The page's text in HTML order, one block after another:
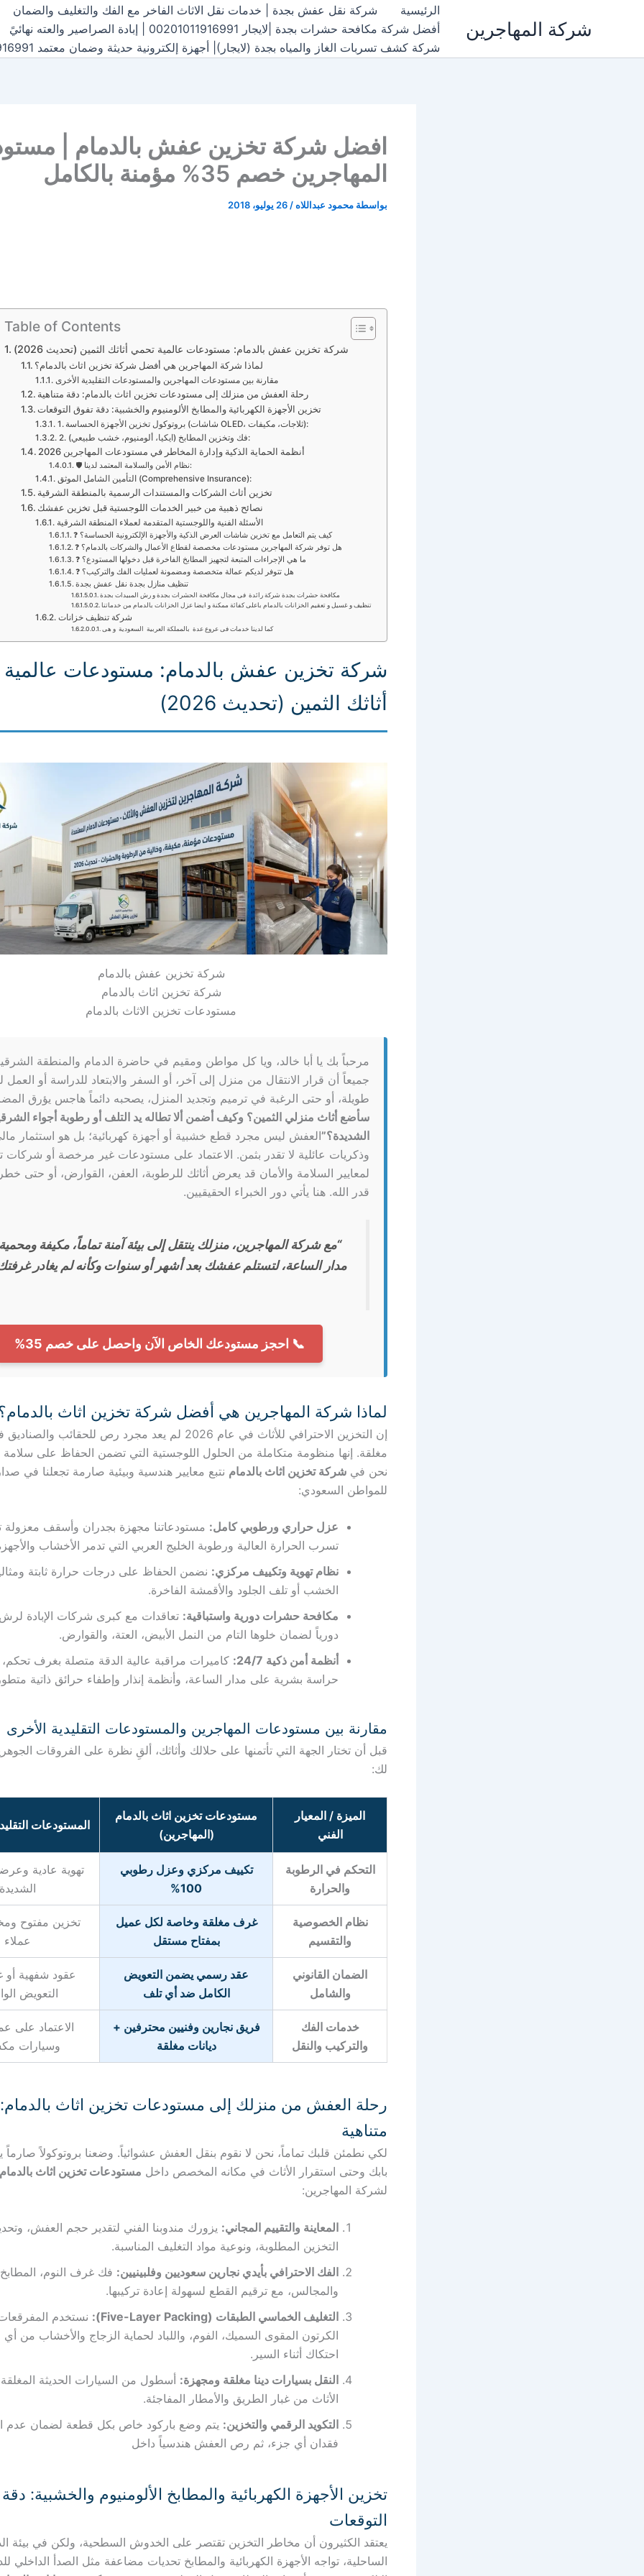
شركة المهاجرين
الرئيسية
شركة نقل عفش بجدة | خدمات نقل الاثاث الفاخر مع الفك والتغليف والضمان
أفضل شركة مكافحة حشرات بجدة |لايجار 00201011916991 | إبادة الصراصير والعته نهائيً
شركة كشف تسربات الغاز والمياه بجدة (لايجار)| أجهزة إلكترونية حديثة وضمان معتمد 00201011916991
افضل شركة تخزين عفش بالدمام |
المهاجرين خصم 35% مؤمنة بالكامل
بواسطة محمود عبداللاه/ 26 يوليو، 2018
Table of Contents
شركة تخزين عفش بالدمام: مستودعات عالمية تحمي أثاثك الثمين (تحديث 2026)
لماذا شركة المهاجرين هي أفضل شركة تخزين اثاث بالدمام؟
مقارنة بين مستودعات المهاجرين والمستودعات التقليدية الأخرى
رحلة العفش من منزلك إلى مستودعات تخزين اثاث بالدمام: دقة متناهية
تخزين الأجهزة الكهربائية والمطابخ الألومنيوم والخشبية: دقة تفوق التوقعات
1. بروتوكول تخزين الأجهزة الحساسة (شاشات OLED، ثلاجات، مكيفات):
2. فك وتخزين المطابخ (ايكيا، ألومنيوم، خشب طبيعي):
أنظمة الحماية الذكية وإدارة المخاطر في مستودعات المهاجرين 2026
🛡️ نظام الأمن والسلامة المعتمد لدينا:
التأمين الشامل الموثق (Comprehensive Insurance):
تخزين أثاث الشركات والمستندات الرسمية بالمنطقة الشرقية
نصائح ذهبية من خبير الخدمات اللوجستية قبل تخزين عفشك
الأسئلة الفنية واللوجستية المتقدمة لعملاء المنطقة الشرقية
❓ كيف يتم التعامل مع تخزين شاشات العرض الذكية والأجهزة الإلكترونية الحساسة؟
❓ هل توفر شركة المهاجرين مستودعات مخصصة لقطاع الأعمال والشركات بالدمام؟
❓ ما هي الإجراءات المتبعة لتجهيز المطابخ الفاخرة قبل دخولها المستودع؟
❓ هل تتوفر لديكم عمالة متخصصة ومضمونة لعمليات الفك والتركيب؟
تنظيف منازل بجدة نقل عفش بجدة
تنظيف و غسيل و تعقيم الخزانات بالدمام باعلى كفائة ممكنة و ايضا عزل الخزانات بالدمام من خدماتنا
شركة تنظيف خزانات
كما لدينا خدمات فى عروع عدة بالمملكة العربية السعودية و هى
شركة تخزين عفش بالدمام: مستودعات
أثاثك الثمين (تحديث 2026)
شركة تخزين عفش بالدمام
شركة تخزين اثاث بالدمام
مستودعات تخزين الاثاث بالدمام
مرحباً بك يا أبا خالد، ويا كل مواطن ومقيم في حاضرة الدمام والمنطقة
جميعاً أن قرار الانتقال من منزل إلى آخر، أو السفر والابتعاد للدراسة أو العمل
طويلة، أو حتى الرغبة في ترميم وتجديد المنزل، يصحبه دائماً هاجس يؤرق
سأضع أثاث منزلي الثمين؟ وكيف أضمن ألا تطاله يد التلف أو رطوبة أجواء
الشديدة؟”العفش ليس مجرد قطع خشبية أو أجهزة كهربائية؛ بل هو استثمار
وذكريات عائلية لا تقدر بثمن. الاعتماد على مستودعات غير مرخصة أو شركات
لمعايير السلامة والأمان قد يعرض أثاثك للرطوبة، العفن، القوارض، أو حتى
قدر الله. هنا يأتي دور الخبراء الحقيقيين.
“مع شركة المهاجرين، منزلك ينتقل إلى بيئة آمنة تماماً، مكيفة
مدار الساعة، لتستلم عفشك بعد أشهر أو سنوات وكأنه لم يغادر
📞 احجز مستودعك الخاص الآن واحصل على خصم 35%
لماذا شركة المهاجرين هي أفضل شركة تخزين اثاث
إن التخزين الاحترافي للأثاث في عام 2026 لم يعد مجرد رص للحقائب
مغلقة. إنها منظومة متكاملة من الحلول اللوجستية التي تضمن الحفاظ على
نحن في شركة تخزين اثاث بالدمام نتبع معايير هندسية وبيئية صارمة تجعلنا في
للمواطن السعودي:
عزل حراري ورطوبي كامل: مستودعاتنا مجهزة بجدران وأسقف معزولة
تسرب الحرارة العالية ورطوبة الخليج العربي التي تدمر الأخشاب
نظام تهوية وتكييف مركزي: نضمن الحفاظ على درجات حرارة ثابتة
الخشب أو تلف الجلود والأقمشة الفاخرة.
مكافحة حشرات دورية واستباقية: تعاقدات مع كبرى شركات الإبادة
دورياً لضمان خلوها التام من النمل الأبيض، العتة، والقوارض.
أنظمة أمن ذكية 24/7:
كاميرات مراقبة عالية الدقة متصلة بغرف تحكم،
حراسة بشرية على مدار الساعة، وأنظمة إنذار وإطفاء حرائق ذاتية
مقارنة بين مستودعات المهاجرين والمستودعات التقليدية الأخرى
قبل أن تختار الجهة التي تأتمنها على حلالك وأثاثك، ألقِ نظرة على الفروقات
لك:
الميزة / المعيار
الفني
مستودعات تخزين اثاث بالدمام
(المهاجرين)
المستودعات
التحكم في الرطوبة
والحرارة
تكييف مركزي وعزل رطوبي
100%
تهوية عادية
نظام الخصوصية
والتقسيم
غرف مغلقة وخاصة لكل عميل
بمفتاح مستقل
تخزين مفتوح
عملاء
الضمان القانوني
والشامل
عقد رسمي يضمن التعويض
الكامل ضد أي تلف
عقود شفهية أو
التعويض
خدمات الفك
والتركيب والنقل
فريق نجارين وفنيين محترفين +
ديانات مغلقة
الاعتماد على
وسيارات
رحلة العفش من منزلك إلى مستودعات تخزين اثاث
متناهية
لكي نطمئن قلبك تماماً، نحن لا نقوم بنقل العفش عشوائياً. وضعنا بروتوكولاً صارماً
بابك وحتى استقرار الأثاث في مكانه المخصص داخل مستودعات تخزين اثاث بالدمام
لشركة المهاجرين:
المعاينة والتقييم المجاني: يزورك مندوبنا الفني لتقدير حجم العفش،
التخزين المطلوبة، ونوعية مواد التغليف المناسبة.
الفك الاحترافي بأيدي نجارين سعوديين وفلبينيين: فك غرف النوم،
والمجالس، مع ترقيم القطع لسهولة إعادة تركيبها.
التغليف الخماسي الطبقات (Five-Layer Packing):
نستخدم المفرقعات
الكرتون المقوى السميك، الفوم، واللباد لحماية الزجاج والأخشاب من
احتكاك أثناء السير.
النقل بسيارات دينا مغلقة ومجهزة: أسطول من السيارات الحديثة المغلقة
الأثاث من غبار الطريق والأمطار المفاجئة.
التكويد الرقمي والتخزين: يتم وضع باركود خاص بكل قطعة لضمان عدم
فقدان أي جزء، ثم رص العفش هندسياً داخل
تخزين الأجهزة الكهربائية والمطابخ الألومنيوم والخشبية:
التوقعات
يعتقد الكثيرون أن مخاطر التخزين تقتصر على الخدوش السطحية، ولكن في بيئة
الساحلية، تواجه الأجهزة الكهربائية والمطابخ تحديات مضاعفة مثل الصدأ الداخلي